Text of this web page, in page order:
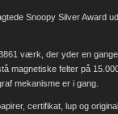
Snoopy Silver Award
værk, der yder en
magnetiske felter på
mekanisme er i gang.
certifikat, lup og